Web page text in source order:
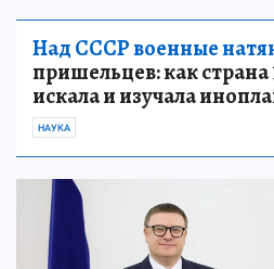
Над СССР военные
пришельцев: как страна
искала и изучала
НАУКА